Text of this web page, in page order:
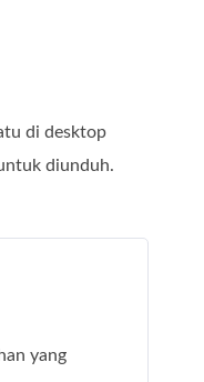
di desktop
diunduh.
yang